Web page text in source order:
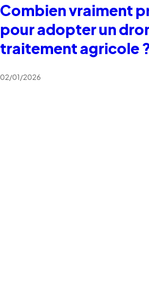
Combien vraiment
pour adopter un
traitement agricole
02/01/2026